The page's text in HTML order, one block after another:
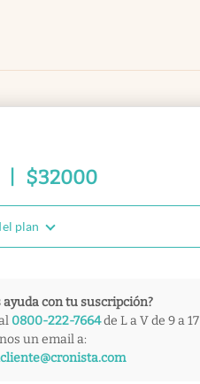
$32000
plan
ayuda con tu suscripción?
0800-222-7664de L a V de 9 a 17
un email a: